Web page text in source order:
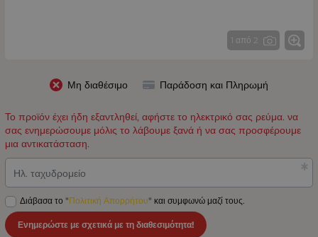
1 από 2
Μη διαθέσιμο Παράδοση και Πληρωμή
Το προϊόν έχει ήδη εξαντληθεί, αφήστε το ηλεκτρικό σας ρεύμα. να
σας ενημερώσουμε μόλις το λάβουμε ξανά ή να σας προσφέρουμε
μια αντικατάσταση.
Ηλ. ταχυδρομείο
Διάβασα το "Πολιτική Απορρήτου" και συμφωνώ μαζί τους.
Ενημερώστε με σχετικά με τη διαθεσιμότητα!